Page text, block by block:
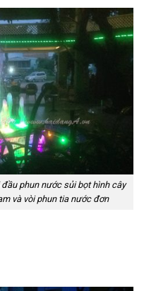
phun nước sủi bọt hình cây
và vòi phun tia nước đơn